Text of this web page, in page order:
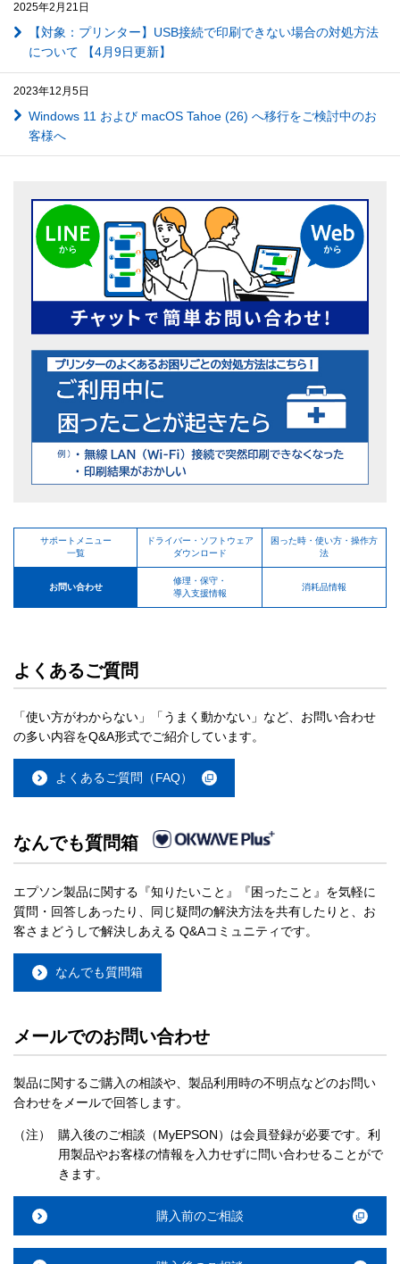
2025年2月21日
【対象：プリンター】USB接続で印刷できない場合の対処方法
について 【4月9日更新】
2023年12月5日
Windows 11 および macOS Tahoe (26) へ移行をご検討中のお
客様へ
サポートメニュー
一覧
ドライバー・ソフトウェア
ダウンロード
困った時・使い方・操作方
法
お問い合わせ
修理・保守・
導入支援情報
消耗品情報
よくあるご質問
「使い方がわからない」「うまく動かない」など、お問い合わせ
の多い内容をQ&A形式でご紹介しています。
よくあるご質問（FAQ）
なんでも質問箱
エプソン製品に関する『知りたいこと』『困ったこと』を気軽に
質問・回答しあったり、同じ疑問の解決方法を共有したりと、お
客さまどうしで解決しあえる Q&Aコミュニティです。
なんでも質問箱
メールでのお問い合わせ
製品に関するご購入の相談や、製品利用時の不明点などのお問い
合わせをメールで回答します。
（注）
購入後のご相談（MyEPSON）は会員登録が必要です。利
用製品やお客様の情報を入力せずに問い合わせることがで
きます。
購入前のご相談